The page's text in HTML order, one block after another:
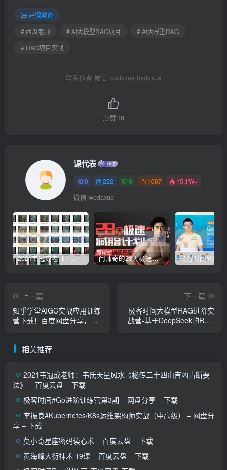
好课教育
# 西瓜老师
# AI大模型RAG项目
# AI大模型RAG
# RAG项目实战
联系作者 微信 wedaxue bedaxue
点赞 16
课代表
0 222 0 1007 15.1W+
微信 wedaxue
2021韦冠成老师：韦氏天星风水《秘传二十四山吉凶占断要法》 – 百度云盘 – 下载 闫帅奇的28天极速减脂计划 – 网盘分享 – 下载
上一篇
知乎学堂AIGC实战应用训练
营下载！百度网盘分享，轻
下一篇
极客时间大模型RAG进阶实
战营-基于DeepSeek的RAG
相关推荐
2021韦冠成老师：韦氏天星风水《秘传二十四山吉凶占断要
法》 – 百度云盘 – 下载
极客时间#Go进阶训练营第3期 – 网盘分享 – 下载
李振良#Kubernetes/K8s运维架构师实战（中高级） – 网盘分
享 – 下载
莫小奇星座密码读心术 – 百度云盘 – 下载
黄海峰大衍神术 19课 – 百度云盘 – 下载